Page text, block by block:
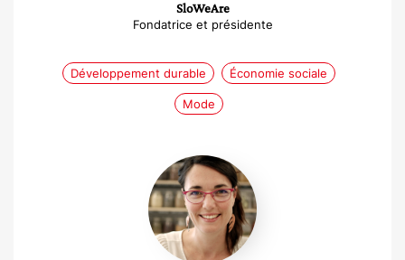
SloWeAre
Fondatrice et présidente
Développement durable Économie sociale
Mode
Laure
Caillot